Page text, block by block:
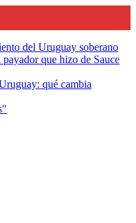
del Uruguay soberano
que hizo de Sauce
qué cambia